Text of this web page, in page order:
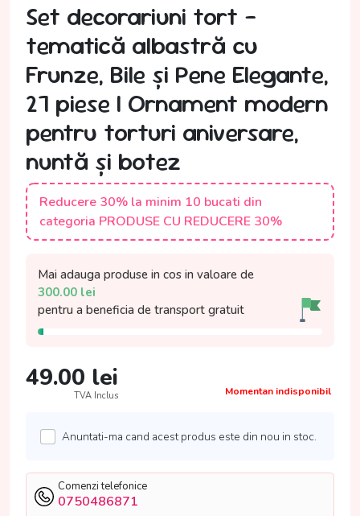
Set decorariuni tort –
tematică albastră cu
Frunze, Bile și Pene Elegante,
27 piese | Ornament modern
pentru torturi aniversare,
nuntă și botez
Reducere 30% la minim 10 bucati din
categoria PRODUSE CU REDUCERE 30%
Mai adauga produse in cos in valoare de
300.00 lei
pentru a beneficia de transport gratuit
49.00 lei
TVA Inclus Momentan indisponibil
Anuntati-ma cand acest produs este din nou in stoc.
Comenzi telefonice
0750486871